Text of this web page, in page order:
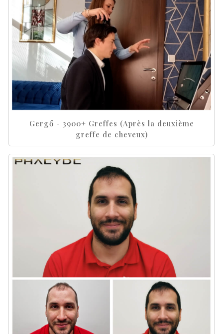
Gergő - 3900+ Greffes (Après la deuxième
greffe de cheveux)